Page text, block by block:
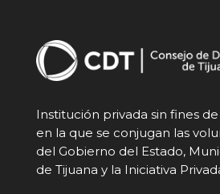
Institución privada sin fines
en la que se conjugan las
del Gobierno del Estado,
de Tijuana y la Iniciativa